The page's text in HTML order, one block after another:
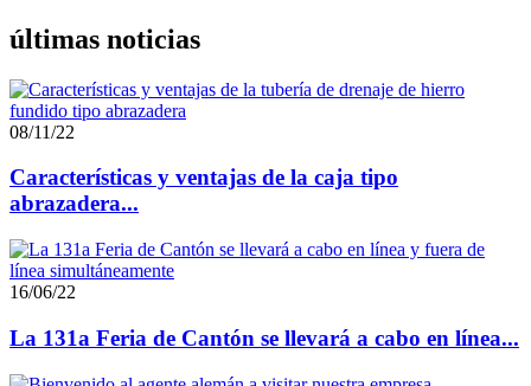
últimas noticias
08/11/22
Características y ventajas de la caja tipo
abrazadera...
16/06/22
La 131a Feria de Cantón se llevará a cabo en línea...